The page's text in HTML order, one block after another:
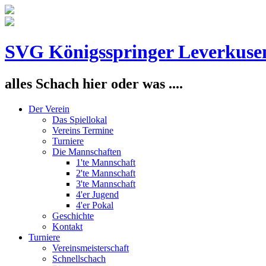
SVG Königsspringer
alles Schach hier oder was ....
Der Verein
Das Spiellokal
Vereins Termine
Turniere
Die Mannschaften
1'te Mannschaft
2'te Mannschaft
3'te Mannschaft
4'er Jugend
4'er Pokal
Geschichte
Kontakt
Turniere
Vereinsmeisterschaft
Schnellschach